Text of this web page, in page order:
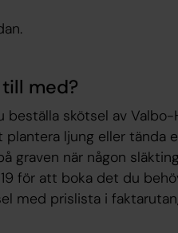
med?
beställa skötsel av
plantera ljung eller tända
graven när någon
för att boka det du
med prislista i